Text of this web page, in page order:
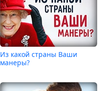
Из какой страны Ваши
манеры?